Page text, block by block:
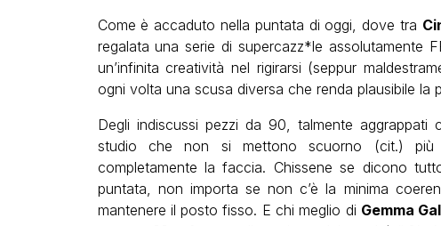
Come è accaduto nella puntata di oggi, dove tra
regalata una serie di supercazz*le assolutamente
un’infinita creatività nel rigirarsi (seppur
ogni volta una scusa diversa che renda plausibile la
Degli indiscussi pezzi da 90, talmente
studio che non si mettono scuorno (cit.) più
completamente la faccia. Chissene se dicono
puntata, non importa se non c’è la minima
mantenere il posto fisso. E chi meglio di Gemma